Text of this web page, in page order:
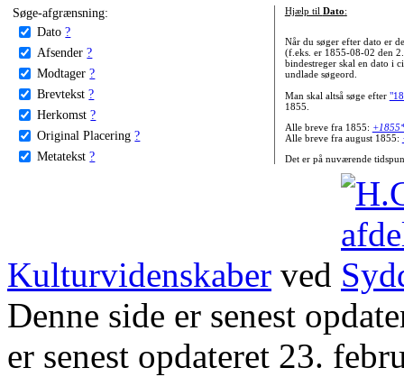
Søge-afgrænsning:
Dato ?
Afsender ?
Modtager ?
Brevtekst ?
Herkomst ?
Original Placering ?
Metatekst ?
Hjælp til Dato:
Når du søger efter dato er
(f.eks. er 1855-08-02 den
bindestreger skal en dato i
undlade søgeord.
Man skal altså søge efter
1855.
Alle breve fra 1855:
Alle breve fra august 1855:
Det er på nuværende
Kulturvidenskaber ved
Denne side er senest
er senest opdateret 23.